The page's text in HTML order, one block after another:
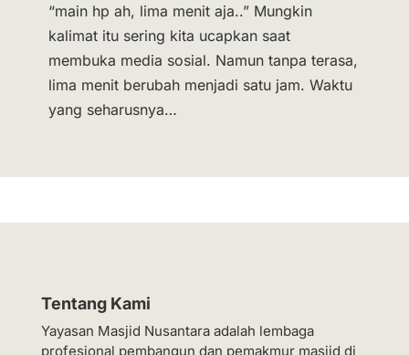
“main hp ah, lima menit aja..” Mungkin
kalimat itu sering kita ucapkan saat
membuka media sosial. Namun tanpa terasa,
lima menit berubah menjadi satu jam. Waktu
yang seharusnya…
Tentang Kami
Yayasan Masjid Nusantara adalah lembaga
profesional pembangun dan pemakmur masjid di